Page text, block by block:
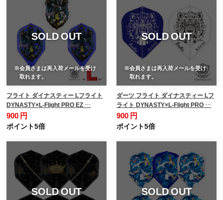
SOLD OUT
※会員さまは再入荷メールを受け
取れます。
フライト ダイナスティー Lフライト
DYNASTY×L-Flight PRO EZ …
900 円
ポイント5倍
SOLD OUT
※会員さまは再入荷メールを受け
取れます。
ダーツ フライト ダイナスティー Lフ
ライト DYNASTY×L-Flight PRO …
900 円
ポイント5倍
SOLD OUT SOLD OUT